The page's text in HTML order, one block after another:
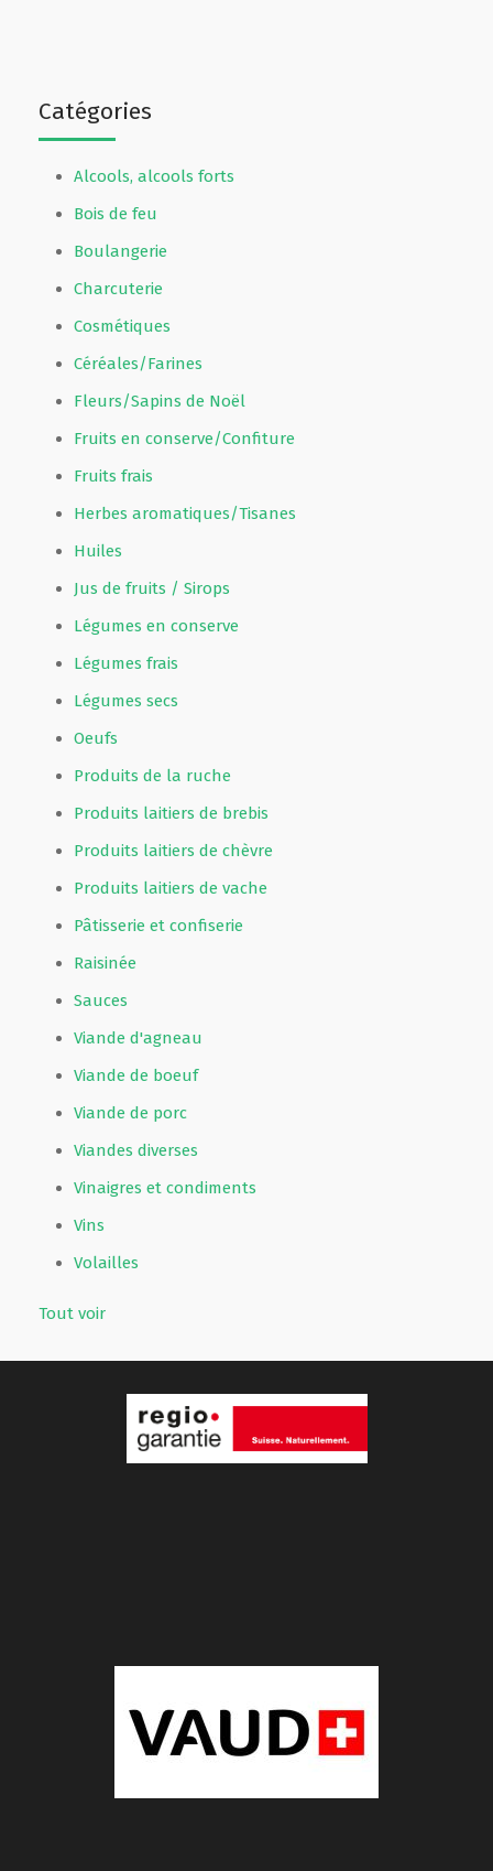
Catégories
Alcools, alcools forts
Bois de feu
Boulangerie
Charcuterie
Cosmétiques
Céréales/Farines
Fleurs/Sapins de Noël
Fruits en conserve/Confiture
Fruits frais
Herbes aromatiques/Tisanes
Huiles
Jus de fruits / Sirops
Légumes en conserve
Légumes frais
Légumes secs
Oeufs
Produits de la ruche
Produits laitiers de brebis
Produits laitiers de chèvre
Produits laitiers de vache
Pâtisserie et confiserie
Raisinée
Sauces
Viande d'agneau
Viande de boeuf
Viande de porc
Viandes diverses
Vinaigres et condiments
Vins
Volailles
Tout voir